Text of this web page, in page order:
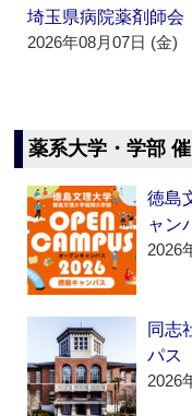
埼玉県病院薬剤師
2026年08月07日 (金)
薬系大学・学部
徳島
ャン
2026
同志
パス
2026